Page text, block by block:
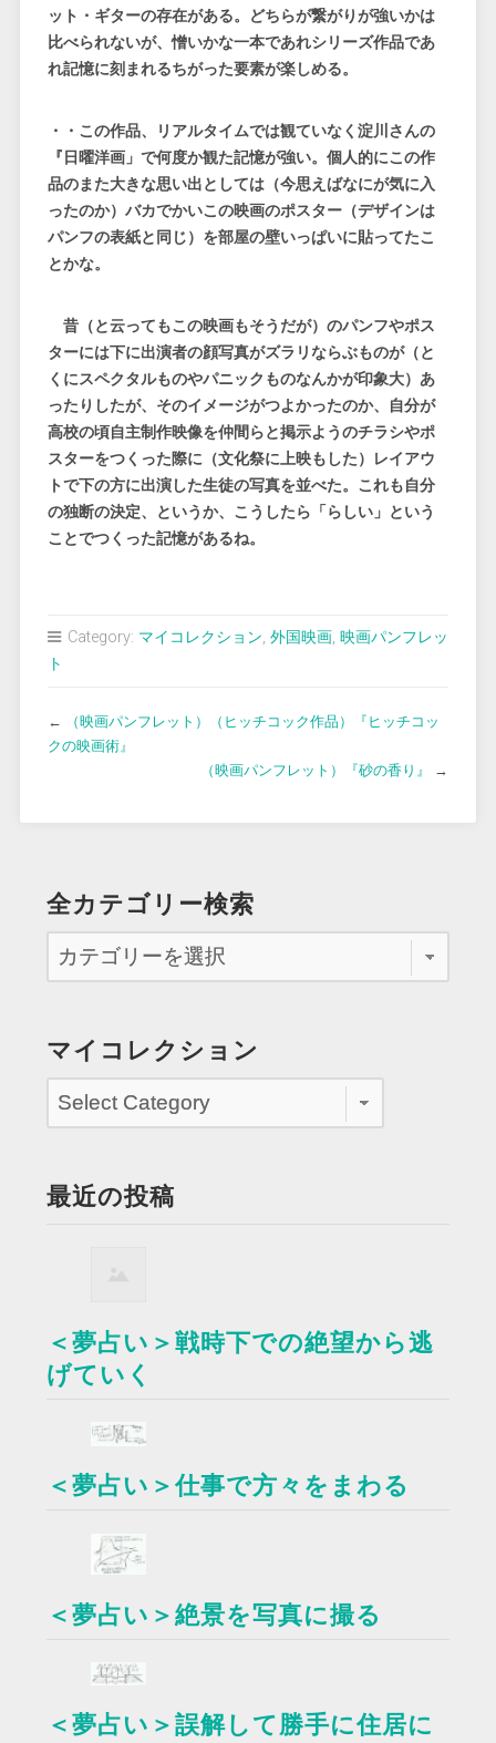
ット・ギターの存在がある。どちらが繋がりが強いかは
比べられないが、憎いかな一本であれシリーズ作品であ
れ記憶に刻まれるちがった要素が楽しめる。
・・この作品、リアルタイムでは観ていなく淀川さんの
『日曜洋画」で何度か観た記憶が強い。個人的にこの作
品のまた大きな思い出としては（今思えばなにが気に入
ったのか）バカでかいこの映画のポスター（デザインは
パンフの表紙と同じ）を部屋の壁いっぱいに貼ってたこ
とかな。
昔（と云ってもこの映画もそうだが）のパンフやポス
ターには下に出演者の顔写真がズラリならぶものが（と
くにスペクタルものやパニックものなんかが印象大）あ
ったりしたが、そのイメージがつよかったのか、自分が
高校の頃自主制作映像を仲間らと掲示ようのチラシやポ
スターをつくった際に（文化祭に上映もした）レイアウ
トで下の方に出演した生徒の写真を並べた。これも自分
の独断の決定、というか、こうしたら「らしい」という
ことでつくった記憶があるね。
Category: マイコレクション, 外国映画, 映画パンフレッ
ト
←
（映画パンフレット）（ヒッチコック作品）『ヒッチコッ
クの映画術』
（映画パンフレット）『砂の香り』
→
全カテゴリー検索
マイコレクション
最近の投稿
＜夢占い＞戦時下での絶望から逃
げていく
＜夢占い＞仕事で方々をまわる
＜夢占い＞絶景を写真に撮る
＜夢占い＞誤解して勝手に住居に